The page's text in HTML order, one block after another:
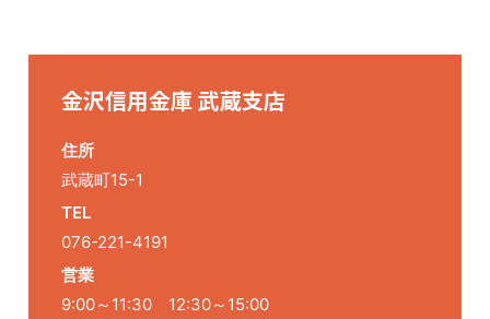
金沢信用金庫 武蔵支店
住所
武蔵町15-1
TEL
076-221-4191
営業
9:00～11:30 12:30～15:00